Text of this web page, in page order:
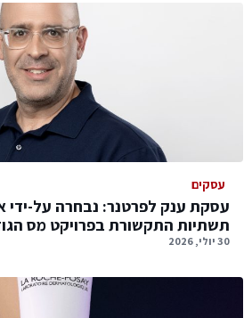
עסקים
עסקת ענק לפרטנר: נבחרה על-
תשתיות התקשורת בפרויקט מס
30 יולי, 2026